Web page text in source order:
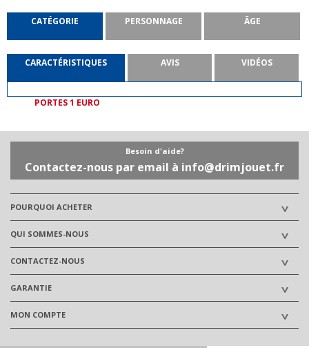
CATÉGORIE PERSONNAGE ÂGE
CARACTÉRISTIQUES AVIS VIDÉOS
PORTES 1 EURO
Besoin d'aide?
Contactez-nous par email à info@drimjouet.fr
POURQUOI ACHETER
QUI SOMMES-NOUS
CONTACTEZ-NOUS
GARANTIE
MON COMPTE